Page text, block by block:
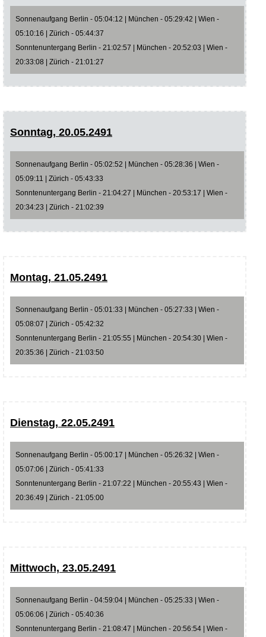
Sonnenaufgang Berlin - 05:04:12 | München - 05:29:42 | Wien -
05:10:16 | Zürich - 05:44:37
Sonntenuntergang Berlin - 21:02:57 | München - 20:52:03 | Wien -
20:33:08 | Zürich - 21:01:27
Sonntag, 20.05.2491
Sonnenaufgang Berlin - 05:02:52 | München - 05:28:36 | Wien -
05:09:11 | Zürich - 05:43:33
Sonntenuntergang Berlin - 21:04:27 | München - 20:53:17 | Wien -
20:34:23 | Zürich - 21:02:39
Montag, 21.05.2491
Sonnenaufgang Berlin - 05:01:33 | München - 05:27:33 | Wien -
05:08:07 | Zürich - 05:42:32
Sonntenuntergang Berlin - 21:05:55 | München - 20:54:30 | Wien -
20:35:36 | Zürich - 21:03:50
Dienstag, 22.05.2491
Sonnenaufgang Berlin - 05:00:17 | München - 05:26:32 | Wien -
05:07:06 | Zürich - 05:41:33
Sonntenuntergang Berlin - 21:07:22 | München - 20:55:43 | Wien -
20:36:49 | Zürich - 21:05:00
Mittwoch, 23.05.2491
Sonnenaufgang Berlin - 04:59:04 | München - 05:25:33 | Wien -
05:06:06 | Zürich - 05:40:36
Sonntenuntergang Berlin - 21:08:47 | München - 20:56:54 | Wien -